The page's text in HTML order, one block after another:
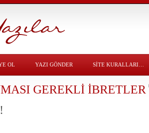
OL YAZI GÖNDER SITE KURALLARI…
GEREKLI İBRETLER